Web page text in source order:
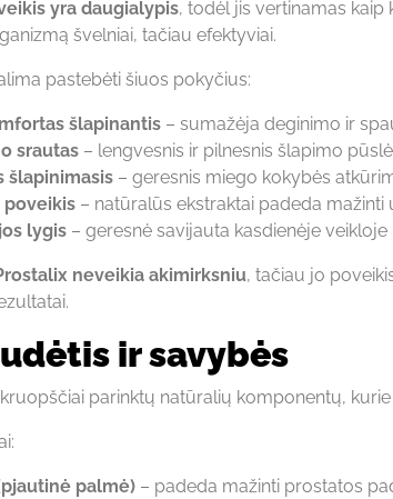
yra daugialypis, todėl jis vertinamas
švelniai, tačiau efektyviai.
pastebėti šiuos pokyčius:
šlapinantis – sumažėja deginimo ir
srautas – lengvesnis ir pilnesnis šlapimo
šlapinimasis – geresnis miego kokybės
poveikis – natūralūs ekstraktai padeda mažinti
lygis – geresnė savijauta kasdienėje veikloje
neveikia akimirksniu, tačiau jo
ir savybės
parinktų natūralių komponentų,
palmė) – padeda mažinti prostatos